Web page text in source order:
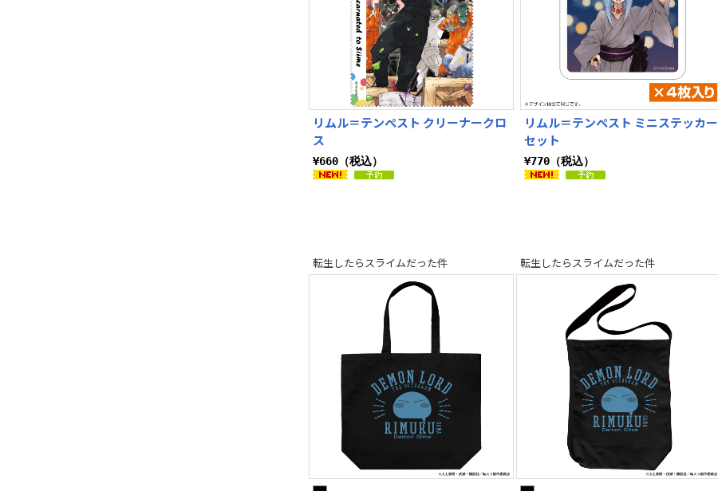
リムル＝テンペスト クリーナークロ
ス
¥660（税込）
リムル＝テンペスト ミニステッカー
セット
¥770（税込）
転生したらスライムだった件 転生したらスライムだった件